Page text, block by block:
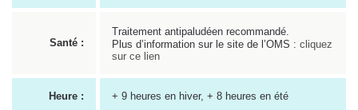
Santé :
Traitement antipaludéen recommandé.
Plus d’information sur le site de l’OMS : cliquez
sur ce lien
Heure : + 9 heures en hiver, + 8 heures en été